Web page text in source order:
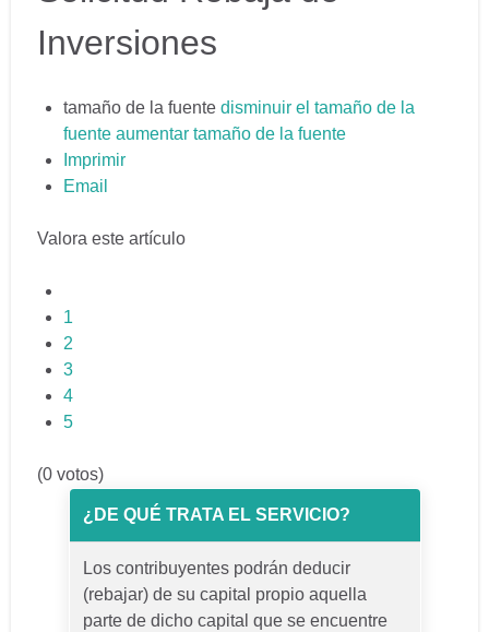
Inversiones
tamaño de la fuente disminuir el tamaño de la
fuente aumentar tamaño de la fuente
Imprimir
Email
Valora este artículo
1
2
3
4
5
(0 votos)
¿DE QUÉ TRATA EL SERVICIO?
Los contribuyentes podrán deducir
(rebajar) de su capital propio aquella
parte de dicho capital que se encuentre